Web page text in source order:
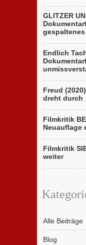
GLITZER
gespaltenes
Endlich
Freud
dreht durch
Filmkritik
Neuauflage
Filmkritik
weiter
Alle Beiträge
Blog